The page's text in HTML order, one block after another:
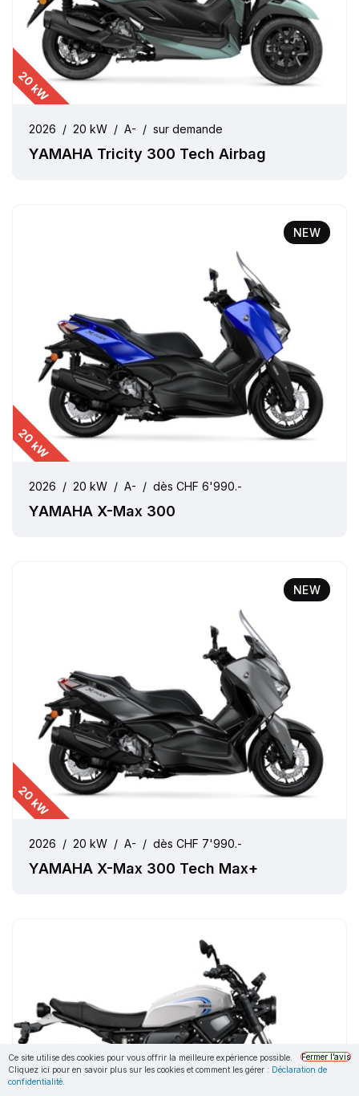
Fermer l’avis
Ce site utilise des cookies pour vous offrir la meilleure expérience possible.
Cliquez ici pour en savoir plus sur les cookies et comment les gérer : Déclaration de
confidentialité.
20 kW
2026 / 20 kW / A- / sur demande
YAMAHA Tricity 300 Tech Airbag
NEW
20 kW
2026 / 20 kW / A- / dès CHF 6'990.-
YAMAHA X-Max 300
NEW
20 kW
2026 / 20 kW / A- / dès CHF 7'990.-
YAMAHA X-Max 300 Tech Max+